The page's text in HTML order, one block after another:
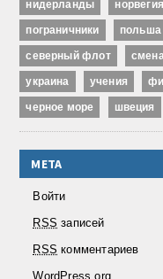
нидерланды норвегия
пограничники польша
северный флот
украина учения
черное море швеция
МЕТА
Войти
RSS записей
RSS комментариев
WordPress.org